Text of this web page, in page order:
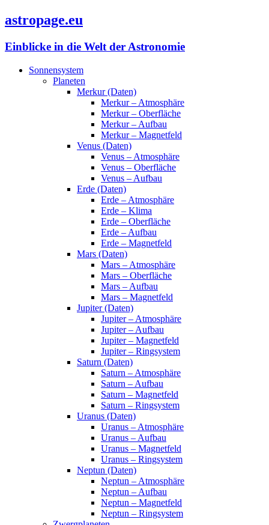
astropage.eu
Einblicke in die Welt der Astronomie
Sonnensystem
Planeten
Merkur (Daten)
Merkur – Atmosphäre
Merkur – Oberfläche
Merkur – Aufbau
Merkur – Magnetfeld
Venus (Daten)
Venus – Atmosphäre
Venus – Oberfläche
Venus – Aufbau
Erde (Daten)
Erde – Atmosphäre
Erde – Klima
Erde – Oberfläche
Erde – Aufbau
Erde – Magnetfeld
Mars (Daten)
Mars – Atmosphäre
Mars – Oberfläche
Mars – Aufbau
Mars – Magnetfeld
Jupiter (Daten)
Jupiter – Atmosphäre
Jupiter – Aufbau
Jupiter – Magnetfeld
Jupiter – Ringsystem
Saturn (Daten)
Saturn – Atmosphäre
Saturn – Aufbau
Saturn – Magnetfeld
Saturn – Ringsystem
Uranus (Daten)
Uranus – Atmosphäre
Uranus – Aufbau
Uranus – Magnetfeld
Uranus – Ringsystem
Neptun (Daten)
Neptun – Atmosphäre
Neptun – Aufbau
Neptun – Magnetfeld
Neptun – Ringsystem